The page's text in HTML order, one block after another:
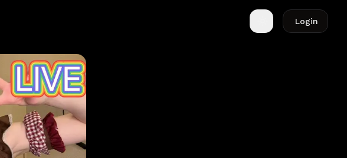
Toggle theme
Login